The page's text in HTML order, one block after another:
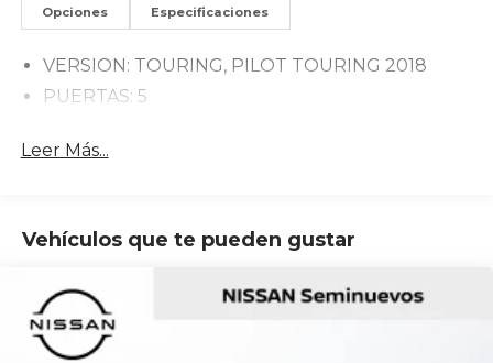
Opciones Especificaciones
VERSION: TOURING, PILOT TOURING 2018
PUERTAS: 5
Leer Más...
Vehículos que te pueden gustar